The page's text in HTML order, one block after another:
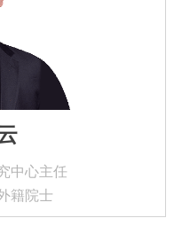
中心主任
籍院士